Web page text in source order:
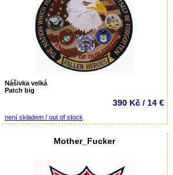
Nášivka velká
Patch big
390 Kč / 14 €
není skladem / out of stock
Mother_Fucker